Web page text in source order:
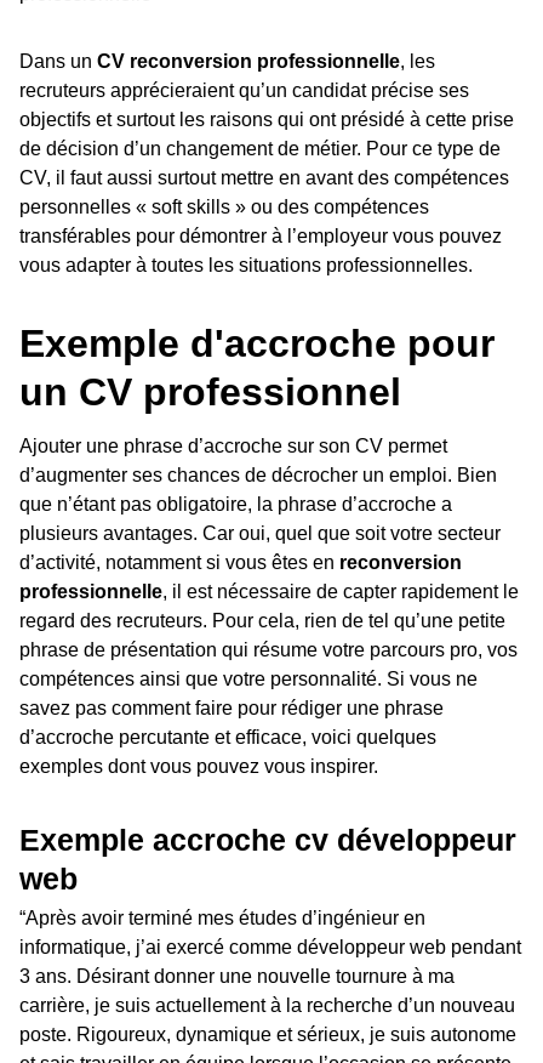
Dans un CV reconversion professionnelle, les
recruteurs apprécieraient qu’un candidat précise ses
objectifs et surtout les raisons qui ont présidé à cette prise
de décision d’un changement de métier. Pour ce type de
CV, il faut aussi surtout mettre en avant des compétences
personnelles « soft skills » ou des compétences
transférables pour démontrer à l’employeur vous pouvez
vous adapter à toutes les situations professionnelles.
Exemple d'accroche pour
un CV professionnel
Ajouter une phrase d’accroche sur son CV permet
d’augmenter ses chances de décrocher un emploi. Bien
que n’étant pas obligatoire, la phrase d’accroche a
plusieurs avantages. Car oui, quel que soit votre secteur
d’activité, notamment si vous êtes en reconversion
professionnelle, il est nécessaire de capter rapidement le
regard des recruteurs. Pour cela, rien de tel qu’une petite
phrase de présentation qui résume votre parcours pro, vos
compétences ainsi que votre personnalité. Si vous ne
savez pas comment faire pour rédiger une phrase
d’accroche percutante et efficace, voici quelques
exemples dont vous pouvez vous inspirer.
Exemple accroche cv développeur
web
“Après avoir terminé mes études d’ingénieur en
informatique, j’ai exercé comme développeur web pendant
3 ans. Désirant donner une nouvelle tournure à ma
carrière, je suis actuellement à la recherche d’un nouveau
poste. Rigoureux, dynamique et sérieux, je suis autonome